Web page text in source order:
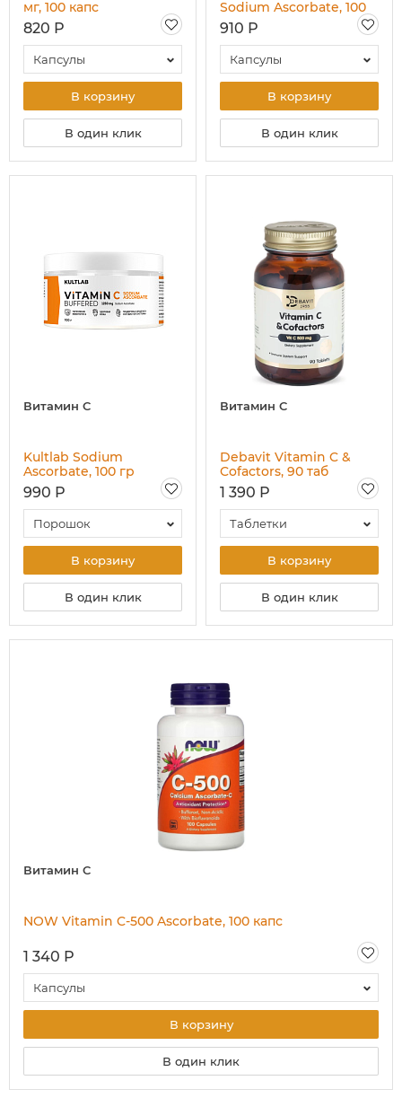
мг, 100 капс
820 Р
Капсулы
В корзину
В один клик
Sodium Ascorbate, 100
капс
910 Р
Капсулы
В корзину
В один клик
Витамин C
Kultlab Sodium
Ascorbate, 100 гр
990 Р
Порошок
В корзину
В один клик
Витамин C
Debavit Vitamin C &
Cofactors, 90 таб
1 390 Р
Таблетки
В корзину
В один клик
Витамин C
NOW Vitamin C-500 Ascorbate, 100 капс
1 340 Р
Капсулы
В корзину
В один клик